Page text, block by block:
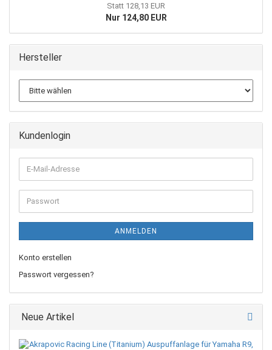
Statt 128,13 EUR
Nur 124,80 EUR
Hersteller
Kundenlogin
E-
Mail-
Adresse
Passwort
ANMELDEN
Konto erstellen
Passwort vergessen?
Neue Artikel